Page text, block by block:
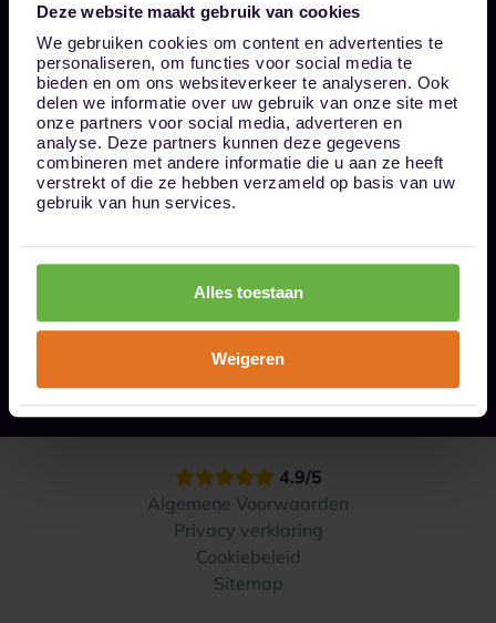
Deze website maakt gebruik van cookies
We gebruiken cookies om content en advertenties te
personaliseren, om functies voor social media te
bieden en om ons websiteverkeer te analyseren. Ook
delen we informatie over uw gebruik van onze site met
onze partners voor social media, adverteren en
analyse. Deze partners kunnen deze gegevens
combineren met andere informatie die u aan ze heeft
verstrekt of die ze hebben verzameld op basis van uw
gebruik van hun services.
Alles toestaan
Weigeren
Bel ons op 085 - 0161611
info@1box.nl
Volg ons
Onze opslaglocaties
Hoe werkt het?
4.9/5
Algemene Voorwaarden
Privacy verklaring
Cookiebeleid
Sitemap